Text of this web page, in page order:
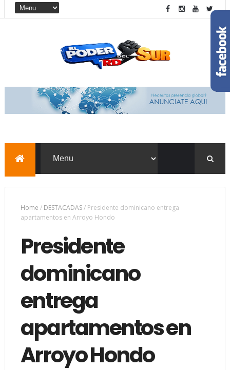
Home / DESTACADAS/ Presidente dominicano entrega
apartamentos en Arroyo Hondo
Presidente
dominicano
entrega
apartamentos en
Arroyo Hondo